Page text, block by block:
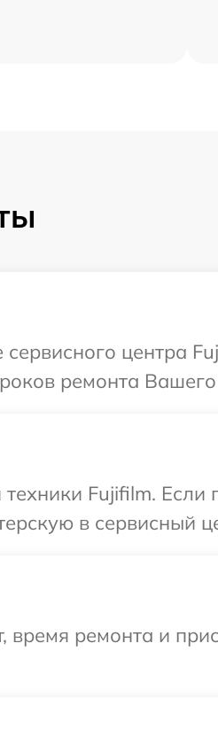
центра
ремонта
Fujifilm. Если
в сервисный
время ремонта и